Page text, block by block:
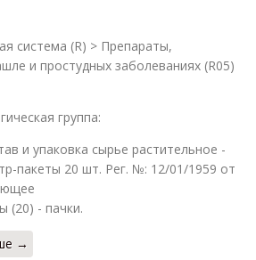
система (R) > Препараты,
и простудных заболеваниях (R05)
группа:
и упаковка сырье растительное -
пакеты 20 шт. Рег. №: 12/01/1959 от
(20) - пачки.
→